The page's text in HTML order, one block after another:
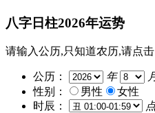
八字日柱2026年运势
请输入公历,只知道农历,请点
公历： 年
性别：
男性
女性
时辰：